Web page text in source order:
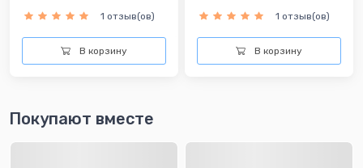
1 отзыв(ов)
В корзину
1 отзыв(ов)
В корзину
Покупают вместе